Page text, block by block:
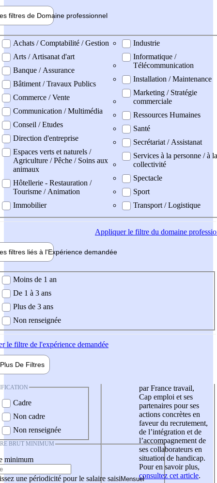
filtres de Domaine professionnel
professionel
Achats / Comptabilité / Gestion
Arts / Artisanat d'art
Banque / Assurance
Bâtiment / Travaux Publics
Commerce / Vente
Communication / Multimédia
Conseil / Etudes
Direction d'entreprise
Espaces verts et naturels /
Agriculture / Pêche / Soins aux
animaux
Hôtellerie - Restauration /
Tourisme / Animation
Immobilier
Industrie
Informatique /
Télécommunication
Installation / Maintenance
Marketing / Stratégie
commerciale
Ressources Humaines
Santé
Secrétariat / Assistanat
Services à la personne / à la
collectivité
Spectacle
Sport
Transport / Logistique
Appliquerle filtre du domaine
filtres liés à l'Expérience demandée
demandée
Moins de 1 an
De 1 à 3 ans
Plus de 3 ans
Non renseignée
le filtre de l'expérience demandée
Plus De Filtres
Cadre
Non cadre
Non renseignée
BRUT MINIMUM
minimum
une périodicité pour le salaire saisi
par France travail,
Cap emploi et ses
partenaires pour ses
actions concrètes en
faveur du recrutement,
de l’intégration et de
l’accompagnement de
ses collaborateurs en
situation de handicap.
Pour en savoir plus,
consultez cet article.